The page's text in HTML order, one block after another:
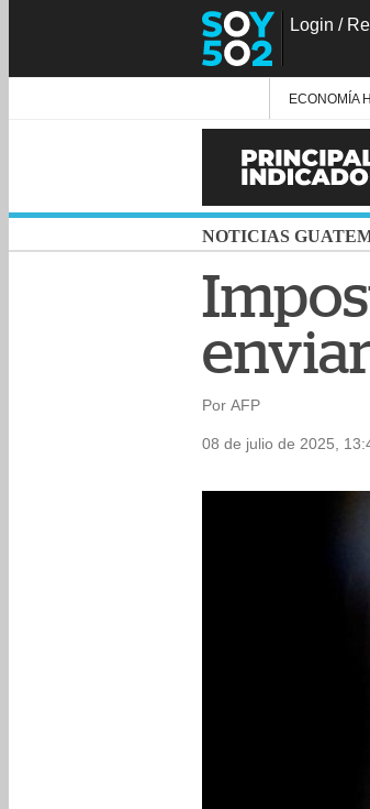
Login /
ECONOMÍA
NOTICIAS
Por AFP
08 de julio de 2025,